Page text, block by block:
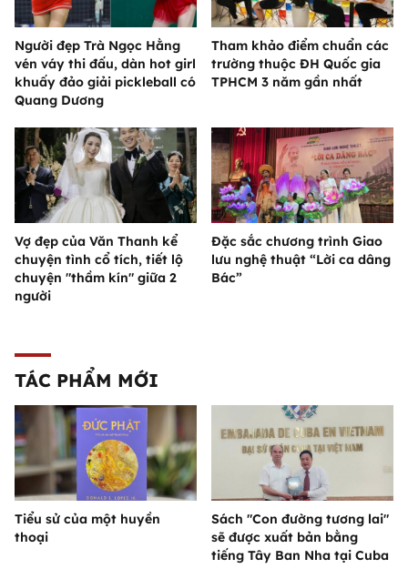
Người đẹp Trà Ngọc Hằng
vén váy thi đấu, dàn hot girl
khuấy đảo giải pickleball có
Quang Dương
Tham khảo điểm chuẩn các
trường thuộc ĐH Quốc gia
TPHCM 3 năm gần nhất
Vợ đẹp của Văn Thanh kể
chuyện tình cổ tích, tiết lộ
chuyện "thầm kín" giữa 2
người
Đặc sắc chương trình Giao
lưu nghệ thuật “Lời ca dâng
Bác”
TÁC PHẨM MỚI
Tiểu sử của một huyền
thoại
Sách "Con đường tương lai"
sẽ được xuất bản bằng
tiếng Tây Ban Nha tại Cuba